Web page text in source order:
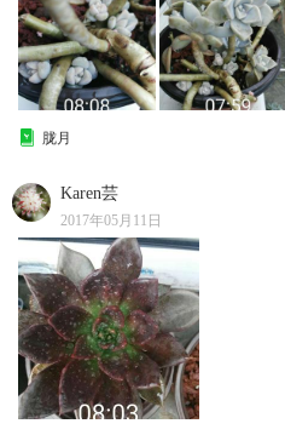
胧月
Karen芸
2017年05月11日